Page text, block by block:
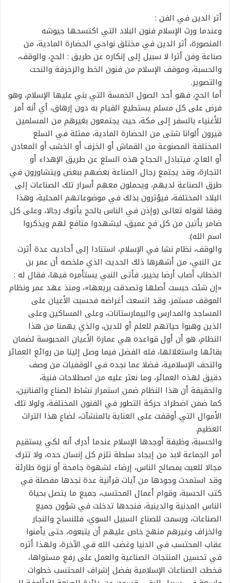
أثر الدين في الفن :
وعندما ورث الإسلام فنون البلاد التي اكتسحها جيوشه
المنصورة، أثر الدين في مختلق نواحي الحضارة المادية، من
صناعة وفن أثرا لا سبيل إلى إنكاره عن طريق : الحج، والوقف،
والحسبة، وموقف الإسلام من فنون الخط والزخرفة والنحت
والتصوير.
أما الحج، فهو أحد الصول الخمسة التي بني عليها الإسلام، وهو
فرض على كل مسلم يستطيع القيام به دون إرهاق، أي أنه أمر
للأغنياء بالسفر إلى مكة، حيث يجتمعون بغيرهم من المسلمين
فيرون ألوانا شتى من الحضارة المادية، ممثلة في السلع
المختلفة المصنوعة من القماش أو الخزف أو الخشب أو المعادن
أو العاج، فيتبادل الحجاج هذه السلع عن طريق الإهداء أو
التجارة، وقد يجتمع رجال الصناعة بعضهم ببعض ويتشاورون في
طرق الصناعة لديهم، ويحملون معهم أسرار تلك الصناعات إلى
البلاد المختلفة، فيؤثرون بذلك في موضوعاتهم المحلية، وهذا
وفقا لقوله تعالى (وإذن في الناس بالحج يأتوك رجالا، وعلى كل
ضامر يأتين من كل فج عميق، ليشهدوا منافع لهم ويذكروا
اسم الله).
والوقف، نظام نشا في الإسلام، استنادا إلى أحاديث عدة أثرت
عن النبي، من أشهرها ذلك الحديث الذي ملخصه أن عمر بن
الخطاب أصاب أرضا بخيبر، فأتى النبي يستأمره فيها، فقال له :
«إن شئت حبست أصلها وتصدقت بريعها»، ومنذ عهد عمر ونظام
الموقف مستمر، وقد اتسعت أغراضه فحسبت الأعيان على
المساجد والمدارس والبيمارستانات، وعلى المساكين وعلى
الذين وهبوا حياتهم للعلم أو للدين، والذي يهمنا من هذا
النظام، هو أن أول قواعده هي عمارة الأعيان المحبوسة لضمان
بقائها واستغلالها، فله الفضل فيما وصل إلينا من روائع العمائر
والتحف الإسلامية، فضلا عما نجده في الوقفيات من وصف
دقيق لهذه العمائر، وما نعثر عليه من اصطلاحات فنية،
والحقيقة أن هذا النظام ضمن استمرار نشاط الصناع والفنانين،
كما ضمن اضطراد حركة التطور في الفنون المختلفة، ولولا تلك
الأموال التي أوقفت على العناية بالمنشآت، لضاع هذا التراث
العظيم.
والحسبة، وظيفة أوجدها الإسلام عندما أدرك أنه لكي يستقيم
أمر الجماعة لابد من إيجاد سلطة تلزم كل إنسان حده، ولا تترك
مجالا للعبث بمصالح الناس، إرضاء لشهوة جامحة أو نزوة طارئة
وقد استمدت وجودها من آيات قرآنية عدة نجدها مفصلة في
كتب الحسبة، وقوام أعمال المحتسب، جميع ما يتصل بحياة
الناس المدنية والدينية، فنجدها تدخلت في شؤون جميع
الصناعات، ورسمت للصناع السبيل السوي، فللنساج والنجار
والخزاف وغيرهم منهج خاص عليهم أن يتبعوه، حتى يأمنوا
عقاب المحتسب في الدنيا وغضب الله في الآخرة، ولهذا أثره
في تحسين المنتجات الصناعية والعمل على رفع مستواها،
فخطت الصناعات الإسلامية بفضل إشراف المحتسب خطوات